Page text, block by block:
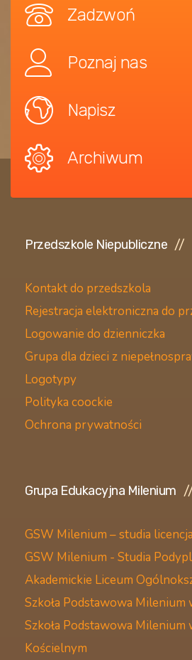
Zadzwoń
Poznaj nas
Napisz
Archiwum
Przedszkole Niepubliczne
Kontakt do przedszkola
Rejestracja elektroniczna do
Logowanie do dzienniczka
Grupa dla dzieci z
Logotypy
Polityka coockie
Ochrona prywatności
Grupa Edukacyjna Milenium
GSW Milenium – studia
GSW Milenium - Studia
Akademickie Liceum
Szkoła Podstawowa Milenium
Szkoła Podstawowa Milenium
Kościelnym